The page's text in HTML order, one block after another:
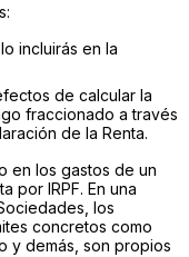
incluirás en la
de calcular la
fraccionado a través
de la Renta.
en los gastos de un
por IRPF. En una
los
concretos como
y demás, son propios